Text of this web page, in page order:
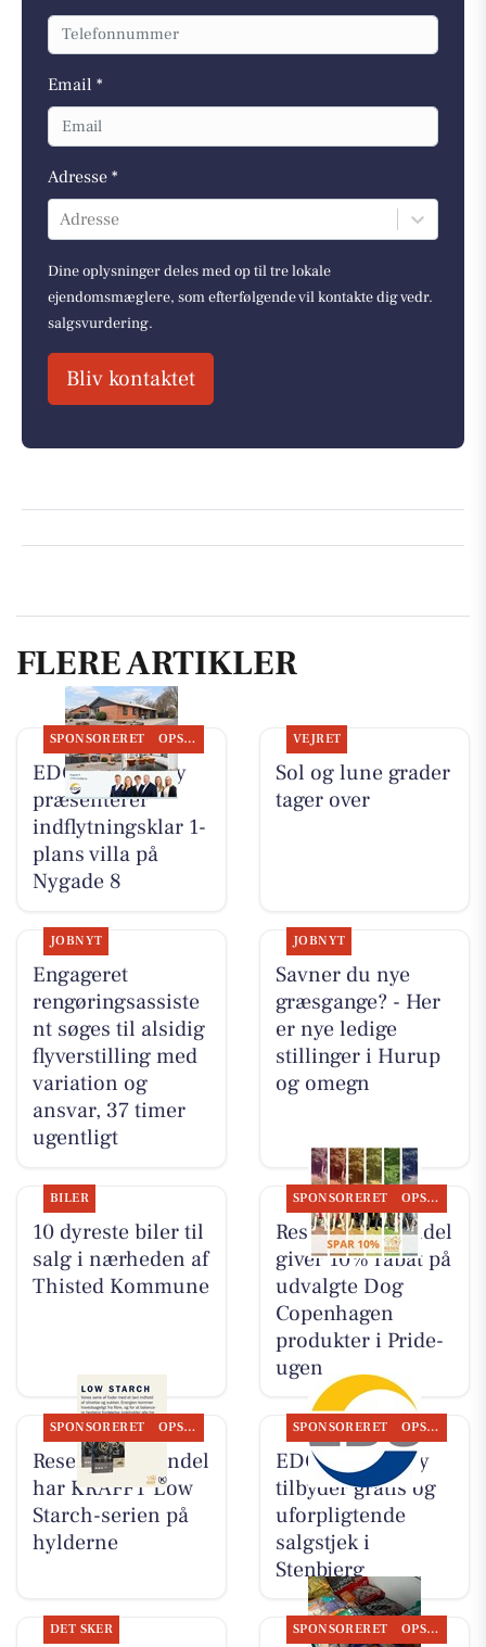
Email *
Adresse *
Adresse
Dine oplysninger deles med op til tre lokale
ejendomsmæglere, som efterfølgende vil kontakte dig vedr.
salgsvurdering.
Bliv kontaktet
FLERE ARTIKLER
SPONSORERET OPSLAGSTAVLEN
EDC Hurup Thy
præsenterer
indflytningsklar 1-
plans villa på
Nygade 8
VEJRET
Sol og lune grader
tager over
JOBNYT
Engageret
rengøringsassiste
nt søges til alsidig
flyverstilling med
variation og
ansvar, 37 timer
ugentligt
JOBNYT
Savner du nye
græsgange? - Her
er nye ledige
stillinger i Hurup
og omegn
BILER
10 dyreste biler til
salg i nærheden af
Thisted Kommune
SPONSORERET OPSLAGSTAVLEN
Resen Landhandel
giver 10% rabat på
udvalgte Dog
Copenhagen
produkter i Pride-
ugen
SPONSORERET OPSLAGSTAVLEN
Resen Landhandel
har KRAFFT Low
Starch-serien på
hylderne
SPONSORERET OPSLAGSTAVLEN
EDC Hurup Thy
tilbyder gratis og
uforpligtende
salgstjek i
Stenbjerg
DET SKER SPONSORERET OPSLAGSTAVLEN